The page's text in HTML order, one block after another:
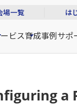
場一覧 は
ビス育成事例サポ
a